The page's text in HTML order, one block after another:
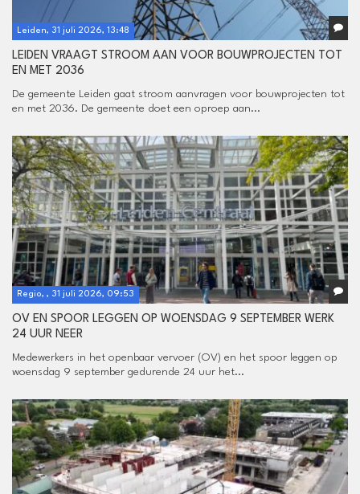
Leiden, 31 juli 2026, 13:48
LEIDEN VRAAGT STROOM AAN VOOR BOUWPROJECTEN TOT
EN MET 2036
De gemeente Leiden gaat stroom aanvragen voor bouwprojecten tot
en met 2036. De gemeente doet een oproep aan...
Regio, , 31 juli 2026, 09:53
OV EN SPOOR LEGGEN OP WOENSDAG 9 SEPTEMBER WERK
24 UUR NEER
Medewerkers in het openbaar vervoer (OV) en het spoor leggen op
woensdag 9 september gedurende 24 uur het...